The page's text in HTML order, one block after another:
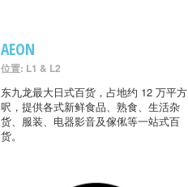
AEON
位置: L1 & L2
东九龙最大日式百货，占地约 12 万平方
呎，提供各式新鲜食品、熟食、生活杂
货、服装、电器影音及傢俬等一站式百
货。